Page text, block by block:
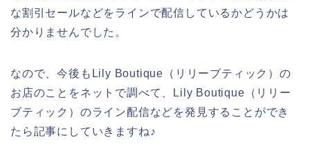
な割引セールなどをラインで配信しているかどうかは
分かりませんでした。
なので、今後もLily Boutique（リリーブティック）の
お店のことをネットで調べて、Lily Boutique（リリー
ブティック）のライン配信などを発見することができ
たら記事にしていきますね♪